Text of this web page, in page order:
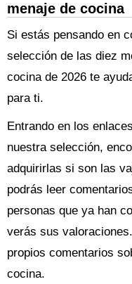
menaje de cocina
Si estás pensando en
selección de las diez
cocina de 2026 te
para ti.
Entrando en los
nuestra selección,
adquirirlas si son las
podrás leer
personas que ya han
verás sus
propios comentarios
cocina.